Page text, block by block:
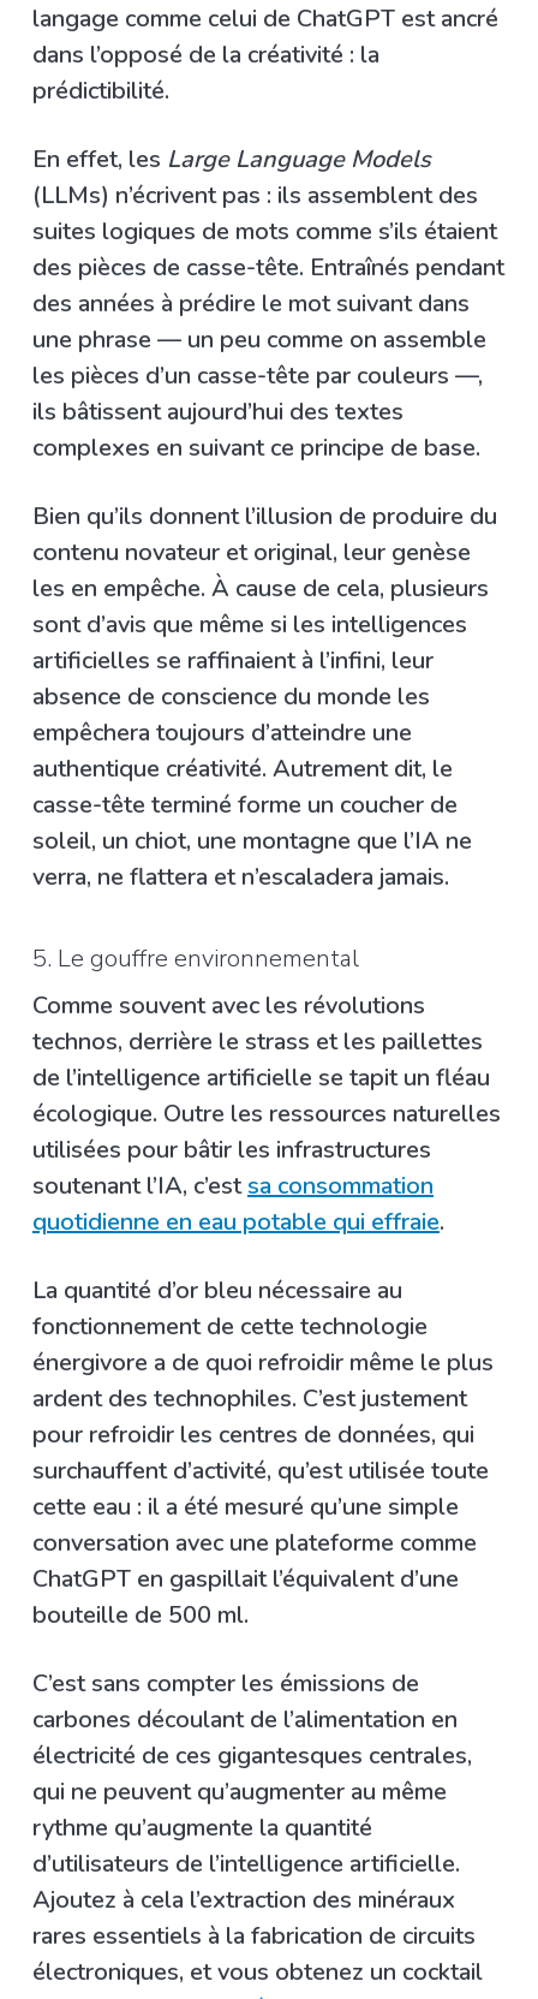
langage comme celui de ChatGPT est ancré
dans l’opposé de la créativité : la
prédictibilité.
En effet, les Large Language Models
(LLMs) n’écrivent pas : ils assemblent des
suites logiques de mots comme s’ils étaient
des pièces de casse-tête. Entraînés pendant
des années à prédire le mot suivant dans
une phrase — un peu comme on assemble
les pièces d’un casse-tête par couleurs —,
ils bâtissent aujourd’hui des textes
complexes en suivant ce principe de base.
Bien qu’ils donnent l’illusion de produire du
contenu novateur et original, leur genèse
les en empêche. À cause de cela, plusieurs
sont d’avis que même si les intelligences
artificielles se raffinaient à l’infini, leur
absence de conscience du monde les
empêchera toujours d’atteindre une
authentique créativité. Autrement dit, le
casse-tête terminé forme un coucher de
soleil, un chiot, une montagne que l’IA ne
verra, ne flattera et n’escaladera jamais.
5. Le gouffre environnemental
Comme souvent avec les révolutions
technos, derrière le strass et les paillettes
de l’intelligence artificielle se tapit un fléau
écologique. Outre les ressources naturelles
utilisées pour bâtir les infrastructures
soutenant l’IA, c’estsa consommation
quotidienne en eau potable qui effraie.
La quantité d’or bleu nécessaire au
fonctionnement de cette technologie
énergivore a de quoi refroidir même le plus
ardent des technophiles. C’est justement
pour refroidir les centres de données, qui
surchauffent d’activité, qu’est utilisée toute
cette eau : il a été mesuré qu’une simple
conversation avec une plateforme comme
ChatGPT en gaspillait l’équivalent d’une
bouteille de 500 ml.
C’est sans compter les émissions de
carbones découlant de l’alimentation en
électricité de ces gigantesques centrales,
qui ne peuvent qu’augmenter au même
rythme qu’augmente la quantité
d’utilisateurs de l’intelligence artificielle.
Ajoutez à cela l’extraction des minéraux
rares essentiels à la fabrication de circuits
électroniques, et vous obtenez un cocktail